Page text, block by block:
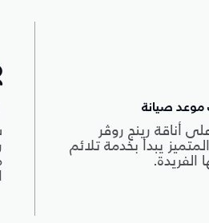
موعد صيانة
أناقة رينج روڤر
يبدأ بخدمة تلائم
الفريدة.